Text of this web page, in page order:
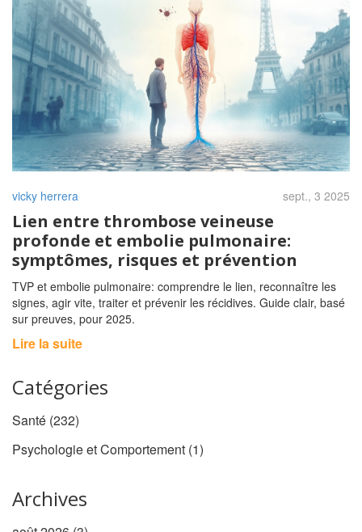
vicky herrera sept., 3 2025
Lien entre thrombose veineuse
profonde et embolie pulmonaire:
symptômes, risques et prévention
TVP et embolie pulmonaire: comprendre le lien, reconnaître les
signes, agir vite, traiter et prévenir les récidives. Guide clair, basé
sur preuves, pour 2025.
Lire la suite
Catégories
Santé (232)
Psychologie et Comportement (1)
Archives